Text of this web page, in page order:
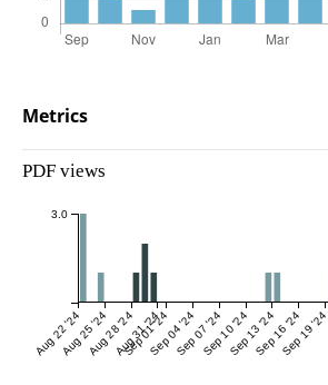
Metrics
PDF views
Aug 22 '24
Aug 25 '24Aug 28 '24Aug 31 '24
Sep 01 '24Sep 04 '24Sep 07 '24Sep 10 '24Sep 13 '24Sep 16 '24Sep 19 '24
3.0